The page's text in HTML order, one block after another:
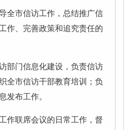
市信访工作，总结推广信
作、完善政策和追究责任的
门信息化建设，负责信访
全市信访干部教育培训；负
发布工作。
联席会议的日常工作，督